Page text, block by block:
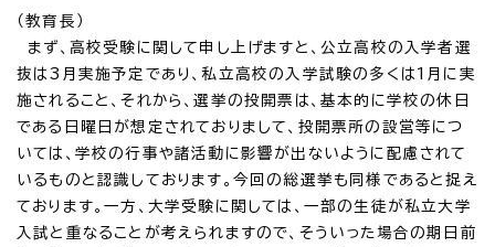
（教育長）
まず、高校受験に関して申し上げますと、公立高校の入学者選
抜は3月実施予定であり、私立高校の入学試験の多くは1月に実
施されること、それから、選挙の投開票は、基本的に学校の休日
である日曜日が想定されておりまして、投開票所の設営等につ
いては、学校の行事や諸活動に影響が出ないように配慮されて
いるものと認識しております。今回の総選挙も同様であると捉え
ております。一方、大学受験に関しては、一部の生徒が私立大学
入試と重なることが考えられますので、そういった場合の期日前